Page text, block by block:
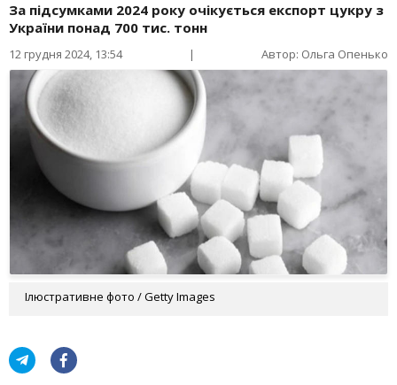
За підсумками 2024 року очікується експорт цукру з
України понад 700 тис. тонн
12 грудня 2024, 13:54 | Автор: Ольга Опенько
Ілюстративне фото / Getty Images